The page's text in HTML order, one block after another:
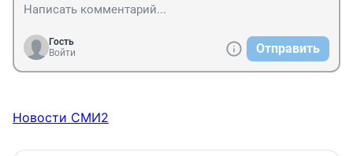
Гость
Войти
Отправить
Новости СМИ2